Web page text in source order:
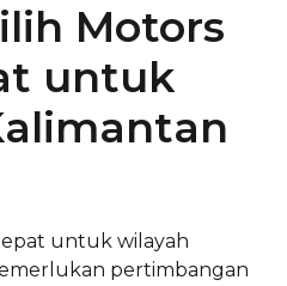
Motors
untuk
untuk wilayah
pertimbangan